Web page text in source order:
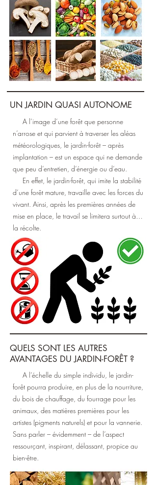
UN JARDIN QUASI AUTONOME
A l’image d’une forêt que personne
n’arrose et qui parvient à traverser les aléas
météorologiques, le jardin-forêt – après
implantation – est un espace qui ne demande
que peu d’entretien, d’énergie ou d’eau.
En effet, le jardin-forêt, qui imite la stabilité
d’une forêt mature, travaille avec les forces du
vivant. Ainsi, après les premières années de
mise en place, le travail se limitera surtout à…
la récolte.
QUELS SONT LES AUTRES
AVANTAGES DU JARDIN-FORÊT ?
A l’échelle du simple individu, le jardin-
forêt pourra produire, en plus de la nourriture,
du bois de chauffage, du fourrage pour les
animaux, des matières premières pour les
artistes (pigments naturels) et pour la vannerie.
Sans parler – évidemment – de l’aspect
ressourçant, inspirant, délassant, propice au
bien-être.